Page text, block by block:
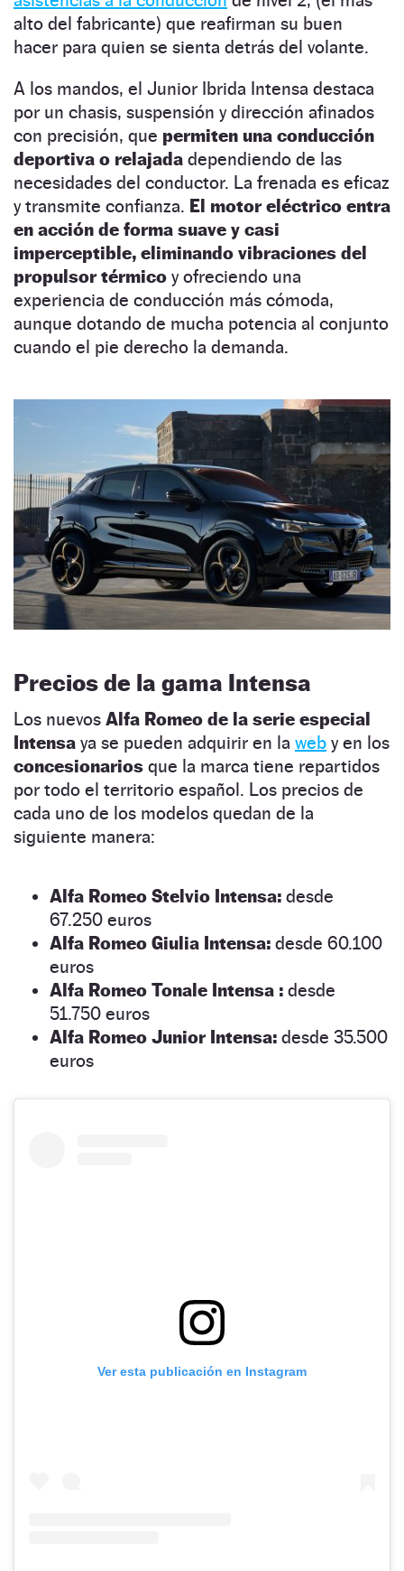
alto del fabricante) que reafirman su buen
hacer para quien se sienta detrás del volante.
A los mandos, el Junior Ibrida Intensa destaca
por un chasis, suspensión y dirección afinados
con precisión, que permiten una conducción
deportiva o relajada dependiendo de las
necesidades del conductor. La frenada es eficaz
y transmite confianza. El motor eléctrico entra
en acción de forma suave y casi
imperceptible, eliminando vibraciones del
propulsor térmico y ofreciendo una
experiencia de conducción más cómoda,
aunque dotando de mucha potencia al conjunto
cuando el pie derecho la demanda.
Precios de la gama Intensa
Los nuevos Alfa Romeo de la serie especial
Intensa ya se pueden adquirir en la web y en los
concesionarios que la marca tiene repartidos
por todo el territorio español. Los precios de
cada uno de los modelos quedan de la
siguiente manera:
Alfa Romeo Stelvio Intensa: desde
67.250 euros
Alfa Romeo Giulia Intensa: desde 60.100
euros
Alfa Romeo Tonale Intensa : desde
51.750 euros
Alfa Romeo Junior Intensa: desde 35.500
euros
Ver esta publicación en Instagram